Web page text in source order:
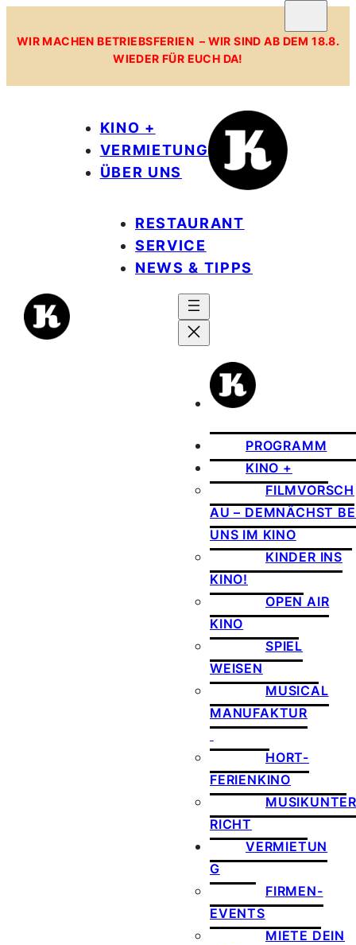
WIR MACHEN BETRIEBSFERIEN – WIR SIND AB DEM 18.8.
WIEDER FÜR EUCH DA!
KINO +
VERMIETUNG
ÜBER UNS
RESTAURANT
SERVICE
NEWS & TIPPS
PROGRAMM
KINO +
FILMVORSCH
AU – DEMNÄCHST
UNS IM KINO
KINDER INS
KINO!
OPEN AIR
KINO
SPIEL
WEISEN
MUSICAL
MANUFAKTUR
HORT-
FERIENKINO
RICHT
VERMIETUN
G
FIRMEN-
EVENTS
MIETE DEIN